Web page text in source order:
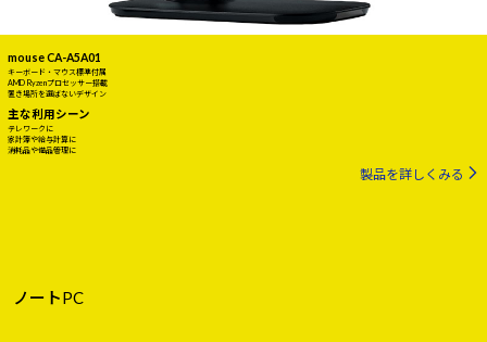
mouse CA-A5A01
キーボード・マウス標準付属
AMD Ryzenプロセッサー搭載
置き場所を選ばないデザイン
主な利用シーン
テレワークに
家計簿や給与計算に
消耗品や備品管理に
製品を詳しくみる
ノートPC